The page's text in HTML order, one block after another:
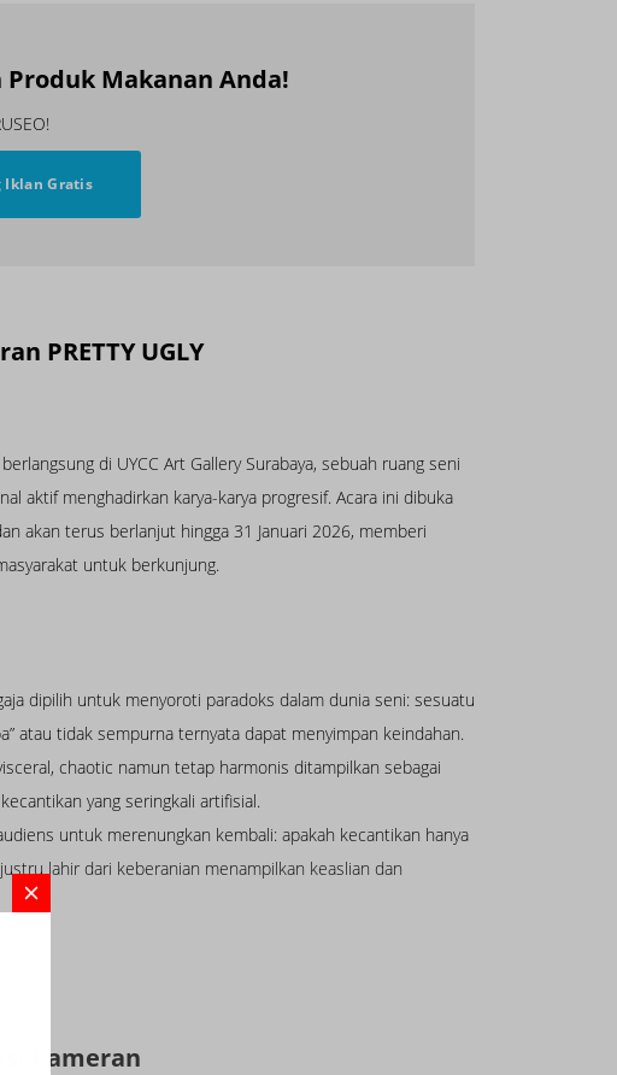
Produk Makanan Anda!
Iklan Gratis
PRETTY UGLY
berlangsung di UYCC Art Gallery Surabaya, sebuah ruang seni
aktif menghadirkan karya-karya progresif. Acara ini dibuka
akan terus berlanjut hingga 31 Januari 2026, memberi
untuk berkunjung.
dipilih untuk menyoroti paradoks dalam dunia seni: sesuatu
atau tidak sempurna ternyata dapat menyimpan keindahan.
chaotic namun tetap harmonis ditampilkan sebagai
yang seringkali artifisial.
untuk merenungkan kembali: apakah kecantikan hanya
lahir dari keberanian menampilkan keaslian dan
Pameran